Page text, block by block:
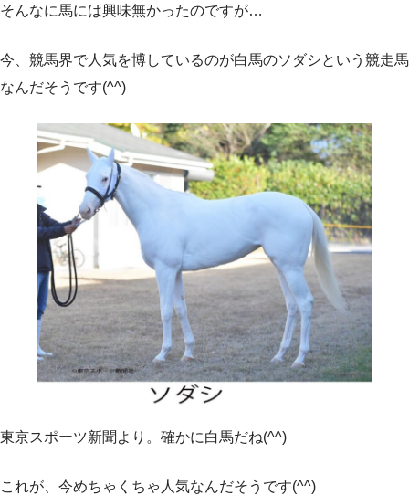
そんなに馬には興味無かったのですが…
今、競馬界で人気を博しているのが白馬のソダシという競走馬
なんだそうです(^^)
東京スポーツ新聞より。確かに白馬だね(^^)
これが、今めちゃくちゃ人気なんだそうです(^^)